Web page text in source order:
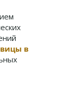
в